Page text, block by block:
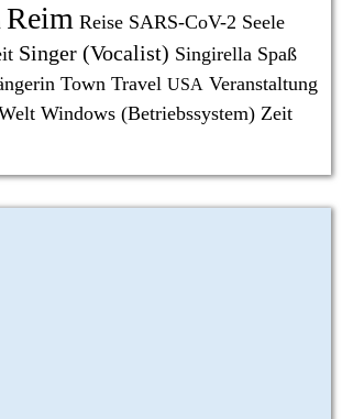
Reim Reise SARS-CoV-2 Seele
Singer (Vocalist) Singirella Spaß
Town Travel USA Veranstaltung
Windows (Betriebssystem) Zeit